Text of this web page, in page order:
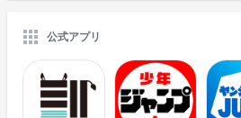
公式アプリ